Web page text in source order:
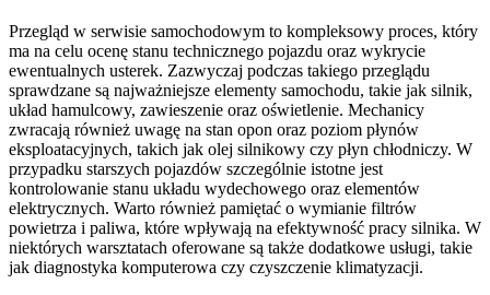
Przegląd w serwisie samochodowym to kompleksowy proces, który
ma na celu ocenę stanu technicznego pojazdu oraz wykrycie
ewentualnych usterek. Zazwyczaj podczas takiego przeglądu
sprawdzane są najważniejsze elementy samochodu, takie jak silnik,
układ hamulcowy, zawieszenie oraz oświetlenie. Mechanicy
zwracają również uwagę na stan opon oraz poziom płynów
eksploatacyjnych, takich jak olej silnikowy czy płyn chłodniczy. W
przypadku starszych pojazdów szczególnie istotne jest
kontrolowanie stanu układu wydechowego oraz elementów
elektrycznych. Warto również pamiętać o wymianie filtrów
powietrza i paliwa, które wpływają na efektywność pracy silnika. W
niektórych warsztatach oferowane są także dodatkowe usługi, takie
jak diagnostyka komputerowa czy czyszczenie klimatyzacji.